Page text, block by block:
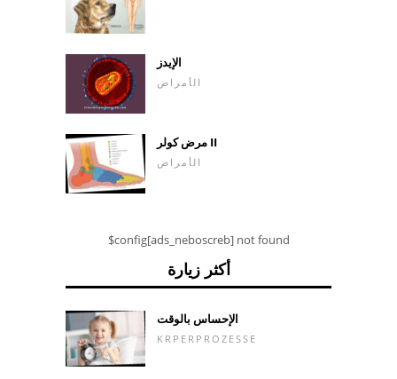
الإيدز
الأمراض
مرض كولر II
الأمراض
$config[ads_neboscreb] not found
أكثر زيارة
الإحساس بالوقت
KRPERPROZESSE